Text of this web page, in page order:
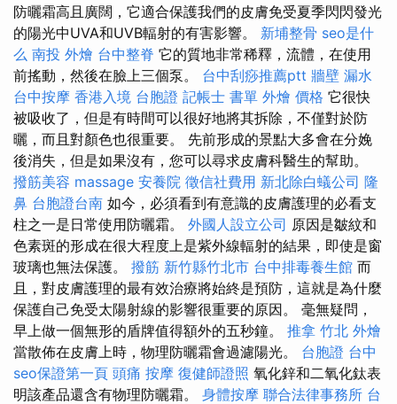
防曬霜高且廣闊，它適合保護我們的皮膚免受夏季閃閃發光
的陽光中UVA和UVB輻射的有害影響。 新埔整骨 seo是什
么 南投 外燴 台中整脊 它的質地非常稀釋，流體，在使用
前搖動，然後在臉上三個泵。 台中刮痧推薦ptt 牆壁 漏水
台中按摩 香港入境 台胞證 記帳士 書單 外燴 價格 它很快
被吸收了，但是有時間可以很好地將其拆除，不僅對於防
曬，而且對顏色也很重要。 先前形成的景點大多會在分娩
後消失，但是如果沒有，您可以尋求皮膚科醫生的幫助。
撥筋美容 massage 安養院 徵信社費用 新北除白蟻公司 隆
鼻 台胞證台南 如今，必須看到有意識的皮膚護理的必看支
柱之一是日常使用防曬霜。 外國人設立公司 原因是皺紋和
色素斑的形成在很大程度上是紫外線輻射的結果，即使是窗
玻璃也無法保護。 撥筋 新竹縣竹北市 台中排毒養生館 而
且，對皮膚護理的最有效治療將始終是預防，這就是為什麼
保護自己免受太陽射線的影響很重要的原因。 毫無疑問，
早上做一個無形的盾牌值得額外的五秒鐘。 推拿 竹北 外燴
當散佈在皮膚上時，物理防曬霜會過濾陽光。 台胞證 台中
seo保證第一頁 頭痛 按摩 復健師證照 氧化鋅和二氧化鈦表
明該產品還含有物理防曬霜。 身體按摩 聯合法律事務所 台